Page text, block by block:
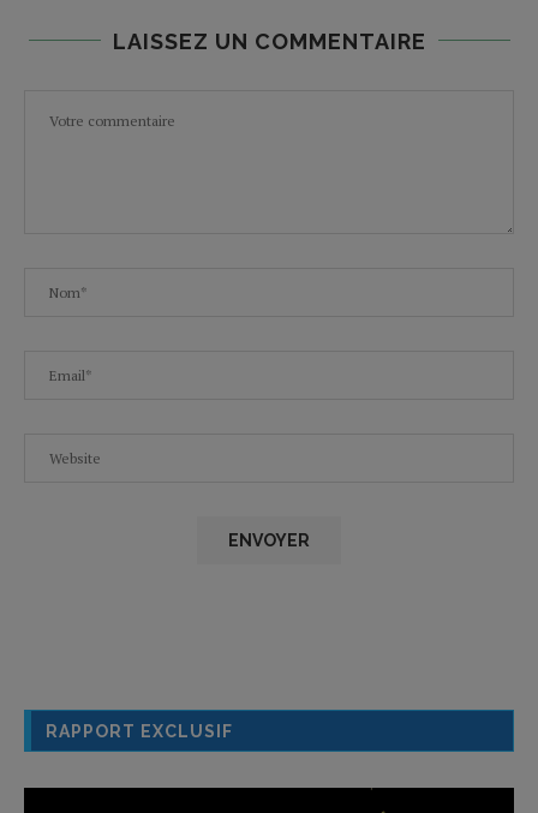
LAISSEZ UN COMMENTAIRE
RAPPORT EXCLUSIF